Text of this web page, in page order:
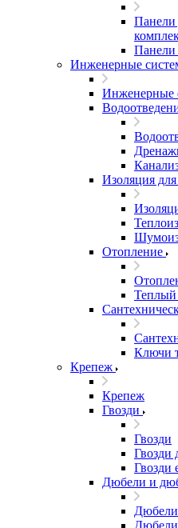
Панели
Панели
Инженерные
Инженерные
Изоляция
Отопление
Теплый
Ключи
Крепеж
Крепеж
Гвозди
Гвозди
Гвозди
Гвозди
Дюбели и
Дюбели
Дюбели